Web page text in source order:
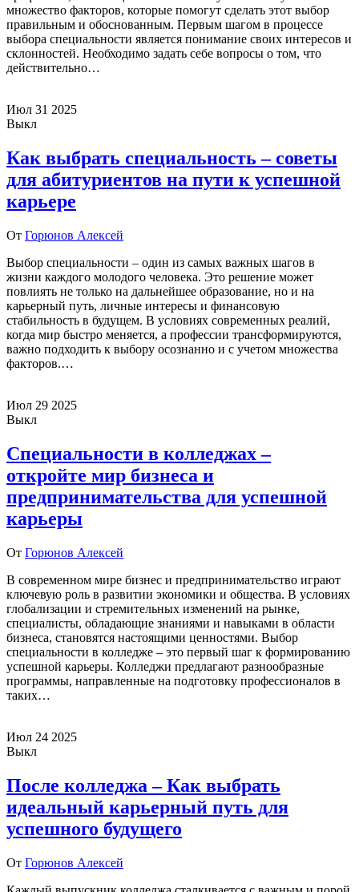
множество факторов, которые помогут сделать этот выбор
правильным и обоснованным. Первым шагом в процессе
выбора специальности является понимание своих интересов и
склонностей. Необходимо задать себе вопросы о том, что
действительно…
Июл 31 2025
Выкл
Как выбрать специальность – советы
для абитуриентов на пути к успешной
карьере
От Горюнов Алексей
Выбор специальности – один из самых важных шагов в
жизни каждого молодого человека. Это решение может
повлиять не только на дальнейшее образование, но и на
карьерный путь, личные интересы и финансовую
стабильность в будущем. В условиях современных реалий,
когда мир быстро меняется, а профессии трансформируются,
важно подходить к выбору осознанно и с учетом множества
факторов.…
Июл 29 2025
Выкл
Специальности в колледжах –
откройте мир бизнеса и
предпринимательства для успешной
карьеры
От Горюнов Алексей
В современном мире бизнес и предпринимательство играют
ключевую роль в развитии экономики и общества. В условиях
глобализации и стремительных изменений на рынке,
специалисты, обладающие знаниями и навыками в области
бизнеса, становятся настоящими ценностями. Выбор
специальности в колледже – это первый шаг к формированию
успешной карьеры. Колледжи предлагают разнообразные
программы, направленные на подготовку профессионалов в
таких…
Июл 24 2025
Выкл
После колледжа – Как выбрать
идеальный карьерный путь для
успешного будущего
От Горюнов Алексей